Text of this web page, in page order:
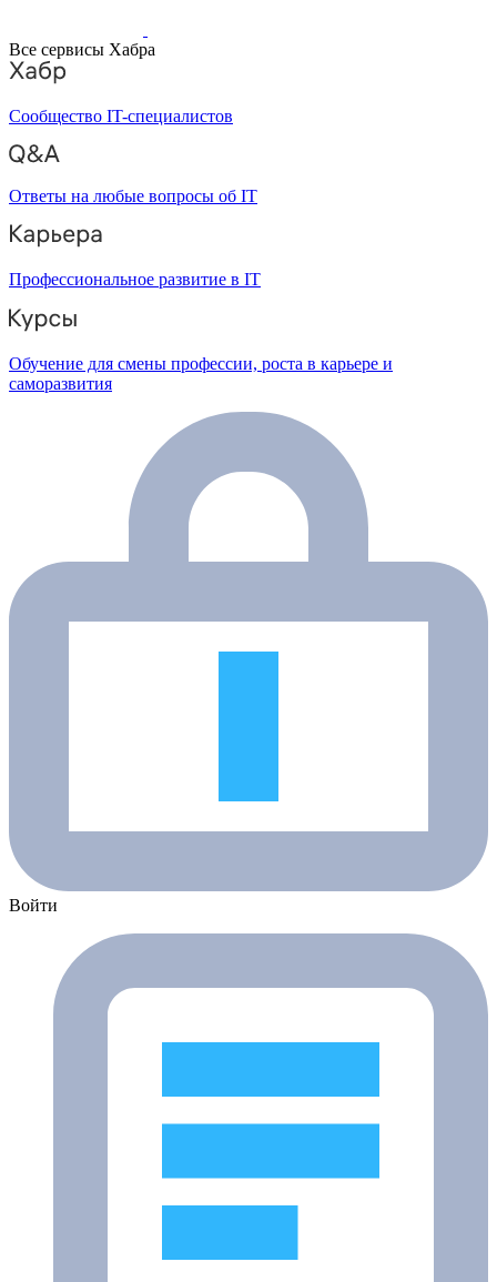
Все сервисы Хабра
Сообщество IT-специалистов
Ответы на любые вопросы об IT
Профессиональное развитие в IT
Обучение для смены профессии, роста в карьере и
саморазвития
Войти